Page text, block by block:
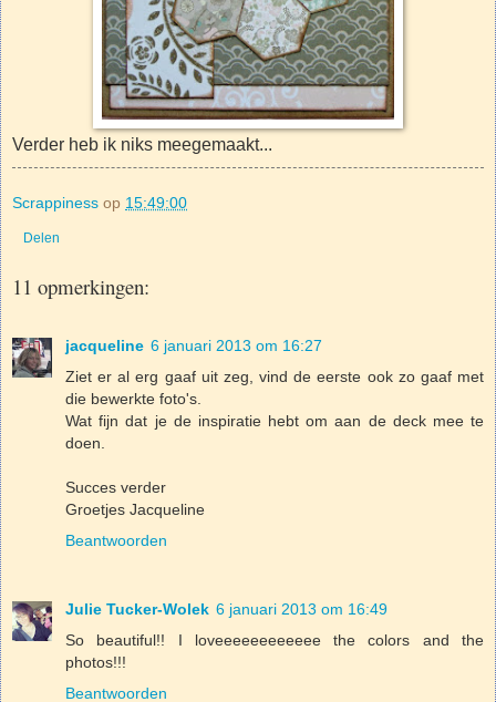
Verder heb ik niks meegemaakt...
Scrappiness op 15:49:00
Delen
11 opmerkingen:
jacqueline 6 januari 2013 om 16:27
Ziet er al erg gaaf uit zeg, vind de eerste ook zo gaaf met
die bewerkte foto's.
Wat fijn dat je de inspiratie hebt om aan de deck mee te
doen.
Succes verder
Groetjes Jacqueline
Beantwoorden
Julie Tucker-Wolek 6 januari 2013 om 16:49
So beautiful!! I loveeeeeeeeeeee the colors and the
photos!!!
Beantwoorden